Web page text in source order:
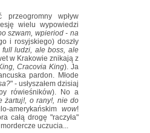
wpływ
wielu wypowiedzi
szwam, wpieriod - na
i rosyjskiego) doszły
full ludzi, ale boss, ale
w Krakowie znikają z
Cracovia King). Ja
pardon. Młode
" - usłyszałem dzisiaj
rówieśników). No a
żartuj!, o rany!, nie do
amerykańskimwow!
całą drogę "raczyła"
uczucia...